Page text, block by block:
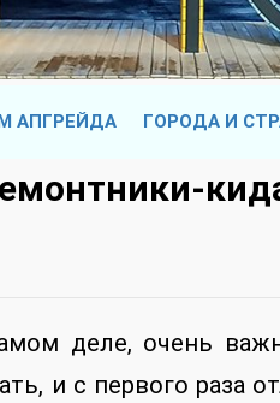
АПГРЕЙДА ГОРОДА И
деле, очень
и с первого раза